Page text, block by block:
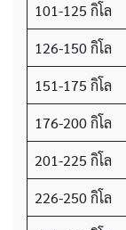
101-125 กิโล
126-150 กิโล
151-175 กิโล
176-200 กิโล
201-225 กิโล
226-250 กิโล